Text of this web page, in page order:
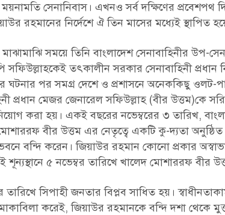
সেনানিবাস। এখনও সর্ব দক্ষিণের প্রবেশপথ
রহমানের নির্দেশে ঐ তিন মাসের মধ্যেই স্থাপিত
সময়ে তিনি বাংলাদেশ সেনাবাহিনীর উপ-
সফিউল্লাহকেই তৎকালীন সরকার সেনাবাহিনী
ঘটনার পর সমগ্র দেশে ও প্রশাসনে অনেককিছু ওলট-
প্রধান মেজর জেনারেল সফিউল্লাহ (বীর উত্তম)কে
নিয়োগ করা হয়। একই বছরের নভেম্বরের ৩ তারিখ,
মোশাররফ বীর উত্তম এর নেতৃত্বে একটি কু-দ্যতা
বন্দি করেন। জিয়াউর রহমান কোনো প্রকার
শূন্যস্থানে ৫ নভেম্বর তারিখে খালেদ মোশাররফ বীর
সিপাহী জনতার বিপ্লব সাধিত হয়।
করেই, জিয়াউর রহমানকে বন্দি দশা থেকে